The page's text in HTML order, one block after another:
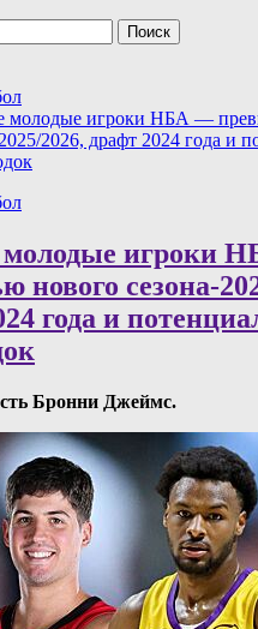
молодые игроки НБА —
2026, драфт 2024 года и
игроки
нового сезона-
года и
Бронни Джеймс.